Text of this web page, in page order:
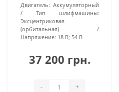
Двигатель: Аккумуляторный
Тип шлифмашины:
Эксцентриковая
(орбитальная)
Напряжение: 18 В; 54 В
37 200 грн.
- +